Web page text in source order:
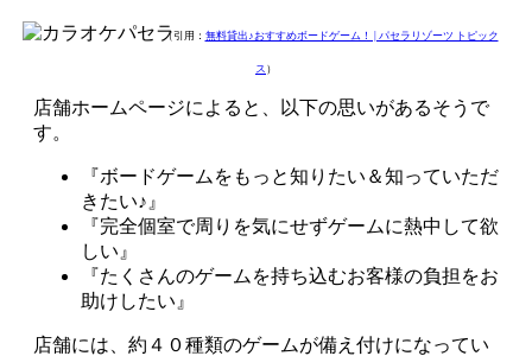
（引用： 無料貸出♪おすすめボードゲーム！ | パセラリゾーツ トピック
ス ）
店舗ホームページによると、以下の思いがあるそうで
す。
『ボードゲームをもっと知りたい＆知っていただ
きたい♪』
『完全個室で周りを気にせずゲームに熱中して欲
しい』
『たくさんのゲームを持ち込むお客様の負担をお
助けしたい』
店舗には、約４０種類のゲームが備え付けになってい